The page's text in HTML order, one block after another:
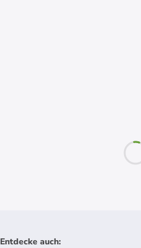
Entdecke auch: